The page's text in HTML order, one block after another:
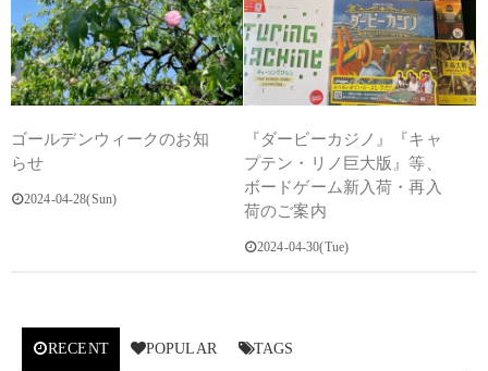
ゴールデンウィークのお知
らせ
2024-04-28(Sun)
『ダービーカジノ』『キャ
プテン・リノ巨大版』等、
ボードゲーム新入荷・再入
荷のご案内
2024-04-30(Tue)
RECENT POPULAR TAGS